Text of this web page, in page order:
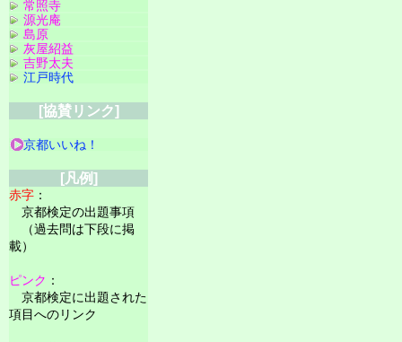
常照寺
源光庵
島原
灰屋紹益
吉野太夫
江戸時代
[協賛リンク]
京都いいね！
[凡例]
赤字 ：
京都検定の出題事項
（過去問は下段に掲
載）
ピンク ：
京都検定に出題された
項目へのリンク